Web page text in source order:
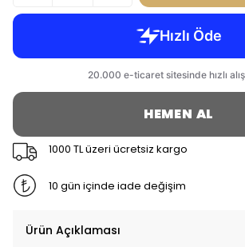
HEMEN AL
1000 TL üzeri ücretsiz kargo
10 gün içinde iade değişim
Ürün Açıklaması